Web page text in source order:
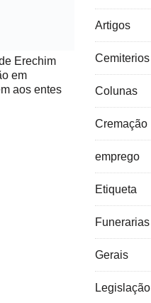
Erechim
em
aos entes
Artigos
Cemiterios
Colunas
Cremação
emprego
Etiqueta
Funerarias
Gerais
Legislação